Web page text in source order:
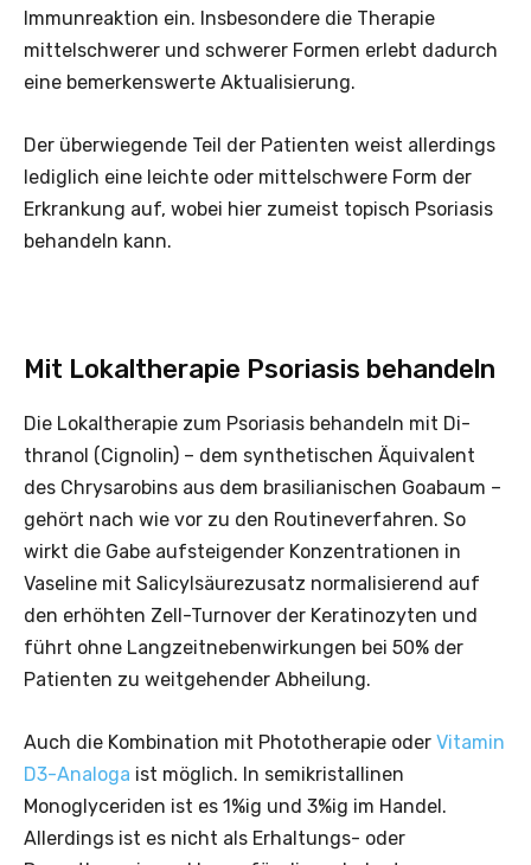
Immunreaktion ein. Insbesondere die Therapie
mittelschwerer und schwerer Formen erlebt dadurch
eine bemerkenswerte Aktualisierung.
Der überwiegende Teil der Patienten weist allerdings
lediglich eine leichte oder mittelschwere Form der
Erkrankung auf, wobei hier zumeist topisch Psoriasis
behandeln kann.
Mit Lokaltherapie Psoriasis behandeln
Die Lokaltherapie zum Psoriasis behandeln mit Di­
thranol (Cignolin) – dem synthetischen Äquivalent
des Chrysarobins aus dem brasilianischen Goabaum –
gehört nach wie vor zu den Routineverfahren. So
wirkt die Gabe aufsteigender Konzentrationen in
Vaseline mit Salicylsäurezusatz normalisierend auf
den erhöhten Zell-Turnover der Keratinozyten und
führt ohne Langzeitnebenwirkungen bei 50% der
Patienten zu weitgehender Abheilung.
Auch die Kombination mit Phototherapie oder Vitamin
D3-Analoga ist möglich. In semikristallinen
Monoglyceriden ist es 1%ig und 3%ig im Handel.
Allerdings ist es nicht als Erhaltungs- oder